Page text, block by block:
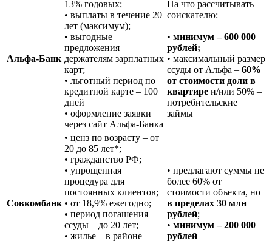
Альфа-Банк
13% годовых;
• выплаты в течение 20
лет (максимум);
• выгодные
предложения
держателям зарплатных
карт;
• льготный период по
кредитной карте – 100
дней
• оформление заявки
через сайт Альфа-Банка
На что рассчитывать
соискателю:
• минимум – 600 000
рублей;
• максимальный размер
ссуды от Альфа – 60%
от стоимости доли в
квартире и/или 50% –
потребительские
займы
Совкомбанк
• ценз по возрасту – от
20 до 85 лет*;
• гражданство РФ;
• упрощенная
процедура для
постоянных клиентов;
• от 18,9% ежегодно;
• период погашения
ссуды – до 20 лет;
• жилье – в районе
• предлагают суммы не
более 60% от
стоимости объекта, но
в пределах 30 млн
рублей;
• минимум – 200 000
рублей